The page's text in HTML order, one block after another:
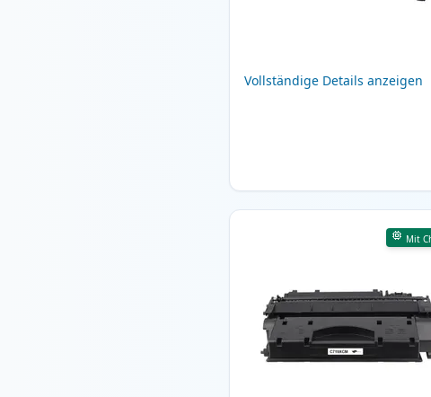
Vollständige Details anzeigen
Mit